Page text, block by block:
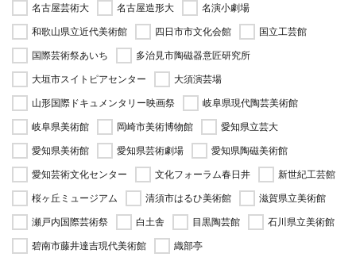
名古屋芸術大
名古屋造形大
名演小劇場
和歌山県立近代美術館
四日市市文化会館
国立工芸館
国際芸術祭あいち
多治見市陶磁器意匠研究所
大垣市スイトピアセンター
大須演芸場
山形国際ドキュメンタリー映画祭
岐阜県現代陶芸美術館
岐阜県美術館
岡崎市美術博物館
愛知県立芸大
愛知県美術館
愛知県芸術劇場
愛知県陶磁美術館
愛知芸術文化センター
文化フォーラム春日井
新世紀工芸館
桜ヶ丘ミュージアム
清須市はるひ美術館
滋賀県立美術館
瀬戸内国際芸術祭
白土舎 目黒陶芸館
石川県立美術館
碧南市藤井達吉現代美術館
織部亭